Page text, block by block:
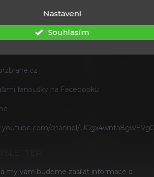
Nastavení
Souhlasím
fanoušky na Facebooku
channel/
my vám budeme zasílat informace o